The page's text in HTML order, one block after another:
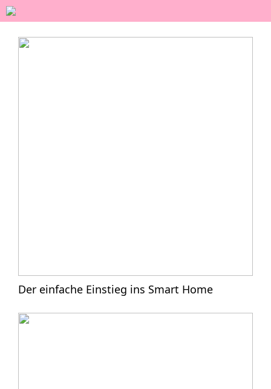
Der einfache Einstieg ins Smart Home